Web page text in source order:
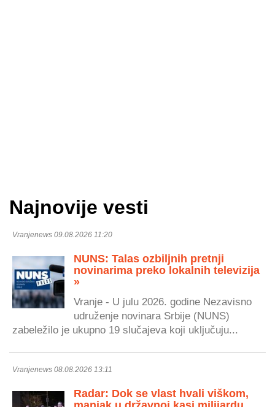
Najnovije vesti
Vranjenews 09.08.2026 11:20
NUNS: Talas ozbiljnih pretnji
novinarima preko lokalnih televizija
»
Vranje - U julu 2026. godine Nezavisno
udruženje novinara Srbije (NUNS)
zabeležilo je ukupno 19 slučajeva koji uključuju...
Vranjenews 08.08.2026 13:11
Radar: Dok se vlast hvali viškom,